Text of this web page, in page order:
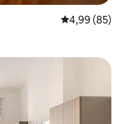
4,99 de uma
4,99 (85)